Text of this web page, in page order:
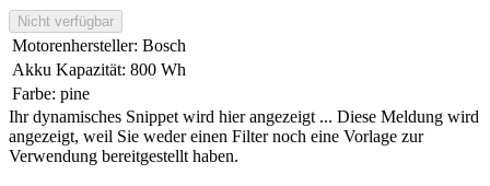
Nicht verfügbar
Motorenhersteller: Bosch
Akku Kapazität: 800 Wh
Farbe: pine
Ihr dynamisches Snippet wird hier angezeigt ... Diese Meldung wird
angezeigt, weil Sie weder einen Filter noch eine Vorlage zur
Verwendung bereitgestellt haben.